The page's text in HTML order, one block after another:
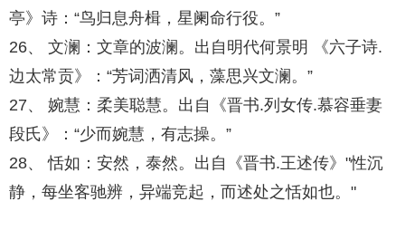
亭》诗：“鸟归息舟楫，星阑命行役。”
26、 文澜：文章的波澜。出自明代何景明 《六子诗.
边太常贡》：“芳词洒清风，藻思兴文澜。”
27、 婉慧：柔美聪慧。出自《晋书.列女传.慕容垂妻
段氏》：“少而婉慧，有志操。”
28、 恬如：安然，泰然。出自《晋书.王述传》"性沉
静，每坐客驰辨，异端竞起，而述处之恬如也。"